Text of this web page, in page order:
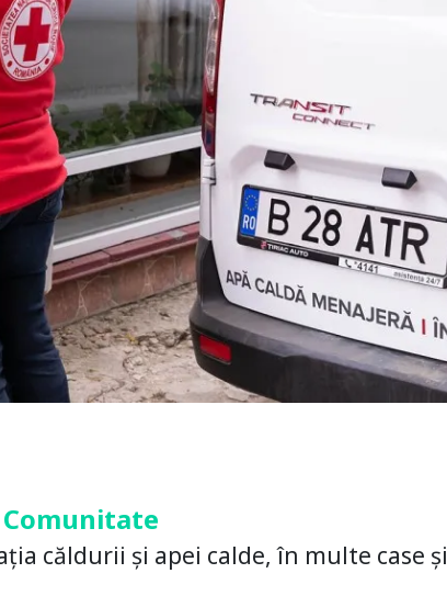
căldurii și apei calde, în multe case și